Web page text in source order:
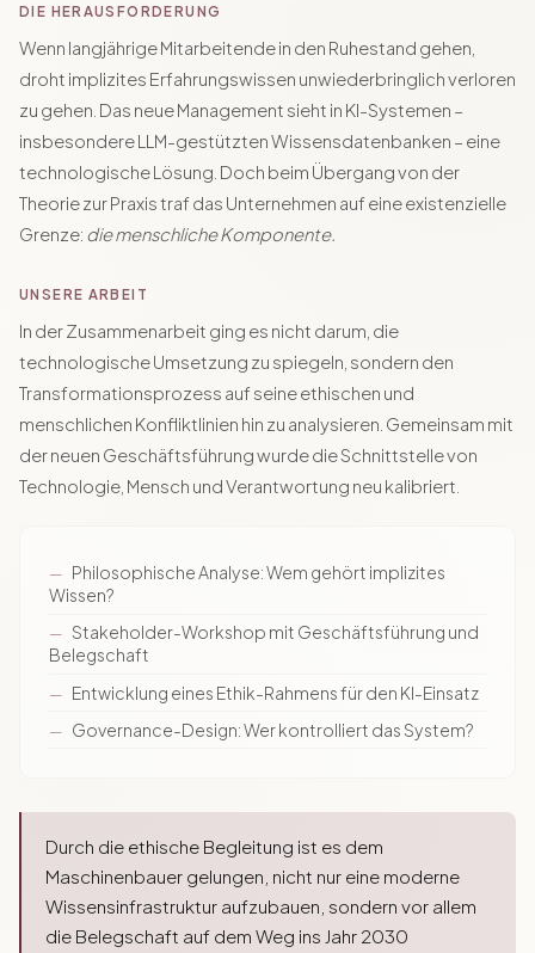
DIE HERAUSFORDERUNG
Wenn langjährige Mitarbeitende in den Ruhestand gehen,
droht implizites Erfahrungswissen unwiederbringlich verloren
zu gehen. Das neue Management sieht in KI-Systemen –
insbesondere LLM-gestützten Wissensdatenbanken – eine
technologische Lösung. Doch beim Übergang von der
Theorie zur Praxis traf das Unternehmen auf eine existenzielle
Grenze: die menschliche Komponente.
UNSERE ARBEIT
In der Zusammenarbeit ging es nicht darum, die
technologische Umsetzung zu spiegeln, sondern den
Transformationsprozess auf seine ethischen und
menschlichen Konfliktlinien hin zu analysieren. Gemeinsam mit
der neuen Geschäftsführung wurde die Schnittstelle von
Technologie, Mensch und Verantwortung neu kalibriert.
Philosophische Analyse: Wem gehört implizites
Wissen?
Stakeholder-Workshop mit Geschäftsführung und
Belegschaft
Entwicklung eines Ethik-Rahmens für den KI-Einsatz
Governance-Design: Wer kontrolliert das System?
Durch die ethische Begleitung ist es dem
Maschinenbauer gelungen, nicht nur eine moderne
Wissensinfrastruktur aufzubauen, sondern vor allem
die Belegschaft auf dem Weg ins Jahr 2030